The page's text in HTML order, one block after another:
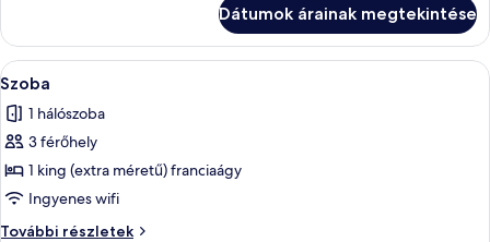
ágy
2
kétszemélyes
ágy
részletei
Dátumok árainak megtekintése
A
következő
szoba
összes
képének
megtekintése:
Szoba
Egy szállodai szoba, amelyben egy
4
Szoba
1 hálószoba
3 férőhely
1 king (extra méretű) franciaágy
Ingyenes wifi
További részletek
Szoba